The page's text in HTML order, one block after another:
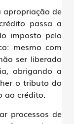
apropriação de
passa a
imposto pelo
mesmo com
ser liberado
obrigando a
o tributo do
ao crédito.
processos de